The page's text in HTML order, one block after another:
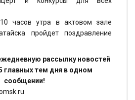
часов утра в актовом зале
пройдет поздравление
рассылку новостей
главных тем дня в одном
сообщении!